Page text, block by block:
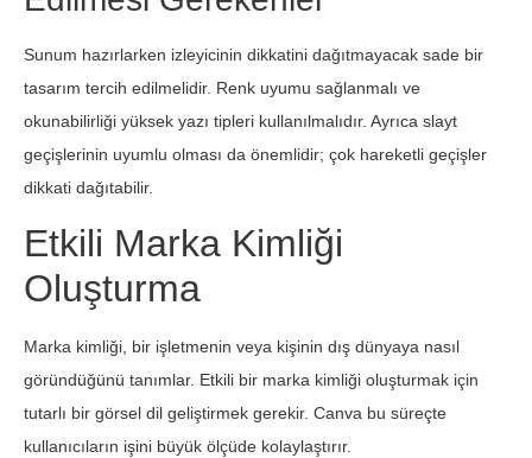
Sunum hazırlarken izleyicinin dikkatini dağıtmayacak sade bir
tasarım tercih edilmelidir. Renk uyumu sağlanmalı ve
okunabilirliği yüksek yazı tipleri kullanılmalıdır. Ayrıca slayt
geçişlerinin uyumlu olması da önemlidir; çok hareketli geçişler
dikkati dağıtabilir.
Etkili Marka Kimliği
Oluşturma
Marka kimliği, bir işletmenin veya kişinin dış dünyaya nasıl
göründüğünü tanımlar. Etkili bir marka kimliği oluşturmak için
tutarlı bir görsel dil geliştirmek gerekir. Canva bu süreçte
kullanıcıların işini büyük ölçüde kolaylaştırır.